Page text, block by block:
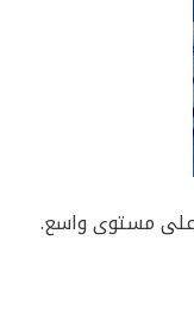
على مستوى واسع.